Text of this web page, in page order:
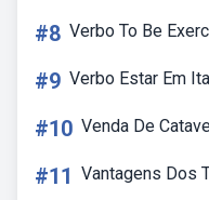
#8 Verbo To Be
#9 Verbo Estar Em
#10 Venda De
#11 Vantagens Dos